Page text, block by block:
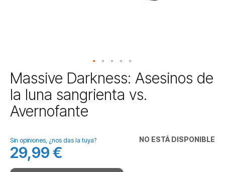
Saltar
al
comienzo
la
imágenes
Massive Darkness: Asesinos de
la luna sangrienta vs.
Avernofante
NO ESTÁ DISPONIBLE
Sin opiniones, ¿nos das la tuya?
29,99 €